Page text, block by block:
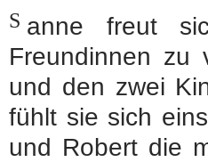
S anne freut
Freundinnen zu
und den zwei
fühlt sie sich
und Robert die